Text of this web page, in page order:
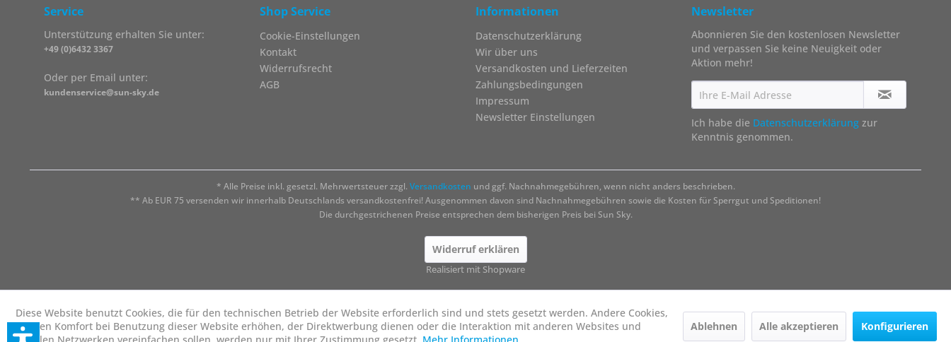
Service
Unterstützung erhalten Sie unter:
+49 (0)6432 3367
Oder per Email unter:
kundenservice@sun-sky.de
Shop Service
Cookie-Einstellungen
Kontakt
Widerrufsrecht
AGB
Informationen
Datenschutzerklärung
Wir über uns
Versandkosten und Lieferzeiten
Zahlungsbedingungen
Impressum
Newsletter Einstellungen
Newsletter
Abonnieren Sie den kostenlosen Newsletter
und verpassen Sie keine Neuigkeit oder
Aktion mehr!
Ich habe die Datenschutzerklärung zur
Kenntnis genommen.
* Alle Preise inkl. gesetzl. Mehrwertsteuer zzgl. Versandkosten und ggf. Nachnahmegebühren, wenn nicht anders beschrieben.
** Ab EUR 75 versenden wir innerhalb Deutschlands versandkostenfrei! Ausgenommen davon sind Nachnahmegebühren sowie die Kosten für Sperrgut und Speditionen!
Die durchgestrichenen Preise entsprechen dem bisherigen Preis bei Sun Sky.
Widerruf erklären
Realisiert mit Shopware
Diese Website benutzt Cookies, die für den technischen Betrieb der Website erforderlich sind und stets gesetzt werden. Andere Cookies,
die den Komfort bei Benutzung dieser Website erhöhen, der Direktwerbung dienen oder die Interaktion mit anderen Websites und
Ablehnen Alle akzeptieren Konfigurieren